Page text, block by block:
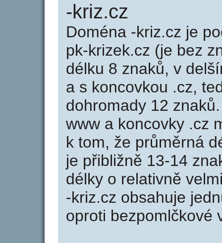
-kriz.cz
Doména -kriz.cz je
pk-krizek.cz (je bez
délku 8 znaků, v
a s koncovkou .cz,
dohromady 12
www a koncovky .cz
k tom, že průměrná
je přibližně 13-14
délky o relativně
-kriz.cz obsahuje
oproti bezpomlčkové